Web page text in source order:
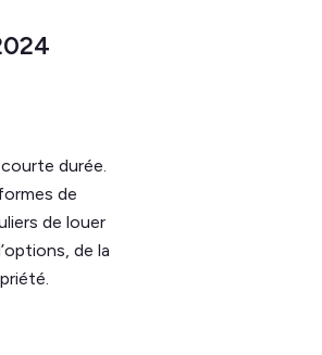
durée.
de
de louer
de la